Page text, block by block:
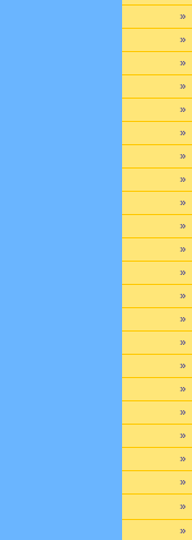
»
»
»
»
»
»
»
»
»
»
»
»
»
»
»
»
»
»
»
»
»
»
»